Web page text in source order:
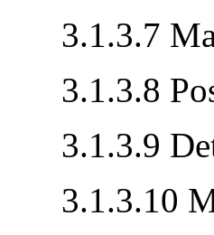
3.1.3.7
3.1.3.8
3.1.3.9
3.1.3.10